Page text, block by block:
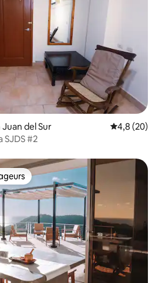
del Sur Évaluation
4,8 (20)
SJDS #2
les plus appréciés